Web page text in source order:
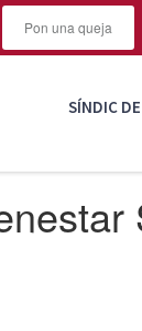
Pon una queja
SÍNDIC